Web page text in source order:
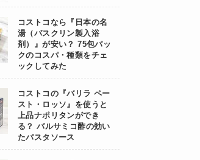
コストコなら『日本の名
湯（バスクリン製入浴
剤）』が安い？ 75包パッ
クのコスパ・種類をチェ
ックしてみた
コストコの『バリラ ペー
スト・ロッソ』を使うと
上品ナポリタンができ
る？ バルサミコ酢の効い
たパスタソース